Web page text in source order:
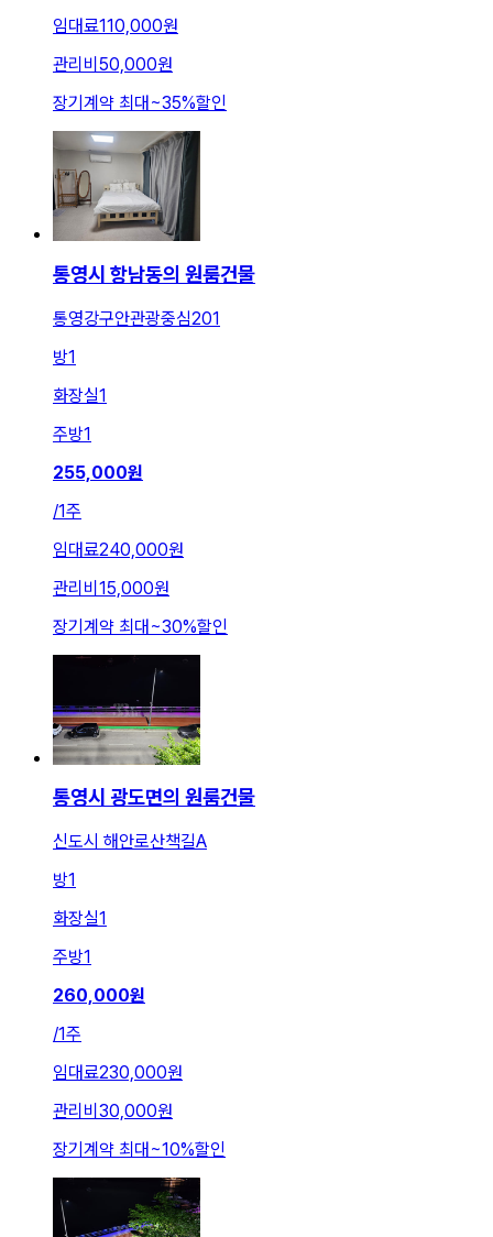
임대료110,000원
관리비 50,000원
장기계약 최대 ~35%할인
통영시 항남동의 원룸건물
통영강구안관광중심201
방1
화장실1
주방1
255,000원
/1주
임대료240,000원
관리비 15,000원
장기계약 최대~30%할인
통영시 광도면의 원룸건물
신도시 해안로산책길A
방1
화장실1
주방1
260,000원
/1주
임대료230,000원
관리비 30,000원
장기계약 최대~10%할인